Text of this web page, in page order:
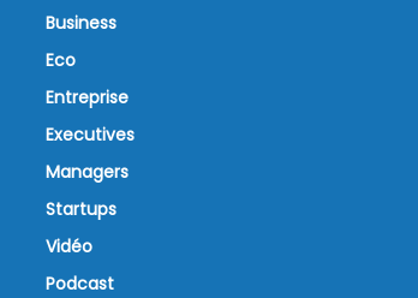
Business
Eco
Entreprise
Executives
Managers
Startups
Vidéo
Podcast